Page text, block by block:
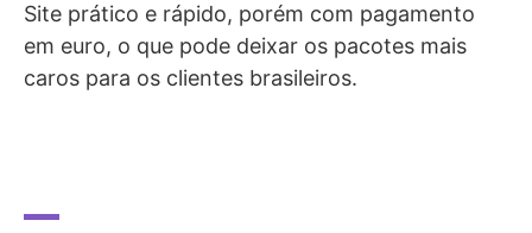
Site prático e rápido, porém com pagamento
em euro, o que pode deixar os pacotes mais
caros para os clientes brasileiros.